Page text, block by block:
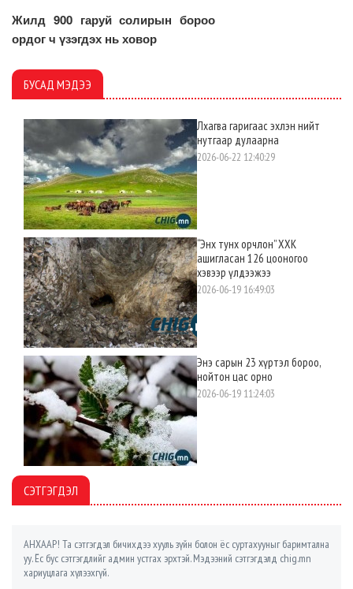
Жилд 900 гаруй солирын бороо
ордог ч үзэгдэх нь ховор
БУСАД МЭДЭЭ
Лхагва гаригаас эхлэн нийт
нутгаар дулаарна
2026-06-22 12:40:29
“Энх тунх орчлон” ХХК
ашигласан 126 цооногоо
хэвээр үлдээжээ
2026-06-19 16:49:03
Энэ сарын 23 хүртэл бороо,
нойтон цас орно
2026-06-19 11:24:03
СЭТГЭГДЭЛ
АНХААР! Та сэтгэгдэл бичихдээ хууль зүйн болон ёс суртахууныг баримтална
уу. Ёс бус сэтгэгдлийг админ устгах эрхтэй. Мэдээний сэтгэгдэлд chig.mn
хариуцлага хүлээхгүй.